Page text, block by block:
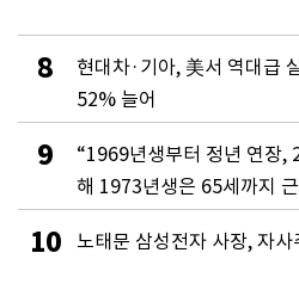
8
현대차·기아, 美서 역대급
52% 늘어
9
“1969년생부터 정년 연장,
해 1973년생은 65세까지
10 노태문 삼성전자 사장, 자